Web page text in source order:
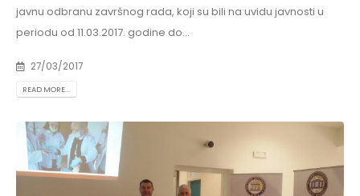
javnu odbranu završnog rada, koji su bili na uvidu javnosti u
periodu od 11.03.2017. godine do...
27/03/2017
READ MORE...